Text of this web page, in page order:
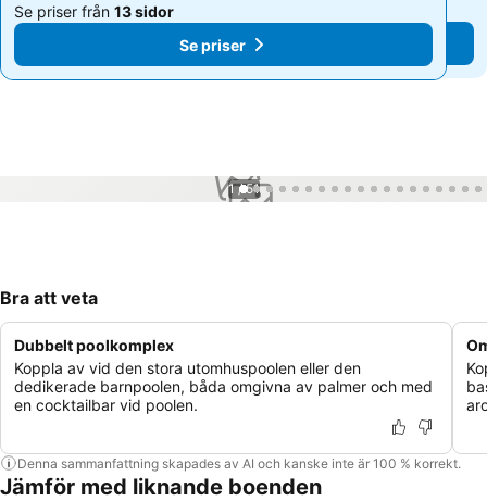
Se priser från 13 sidor
Se priser
Se priser från 13 sidor
Se priser
1 / 51
Bra att veta
Dubbelt poolkomplex
Koppla av vid den stora utomhuspoolen eller den
dedikerade barnpoolen, båda omgivna av palmer och med
en cocktailbar vid poolen.
Denna sammanfattning skapades av AI och kanske inte är 100 % korrekt.
Jämför med liknande boenden